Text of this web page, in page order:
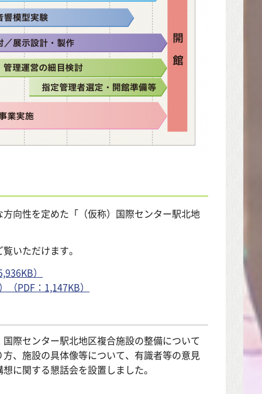
向性を定めた「（仮称）国際センター駅北地
いただけます。
）
PDF：1,147KB）
際センター駅北地区複合施設の整備について
、施設の具体像等について、有識者等の意見
に関する懇話会を設置しました。